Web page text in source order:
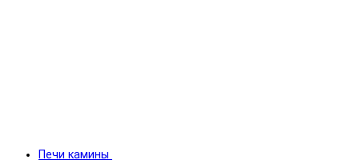
Печи камины